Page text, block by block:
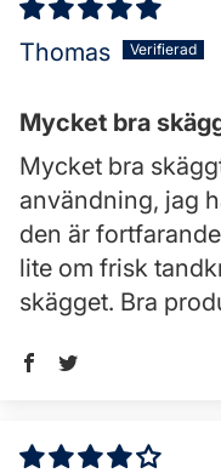
Thomas
Mycket bra
Mycket bra
användning, jag
den är
lite om frisk
skägget. Bra